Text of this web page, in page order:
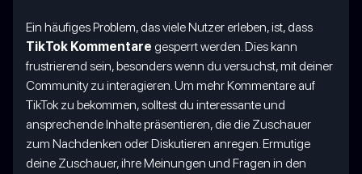
Ein häufiges Problem, das viele Nutzer erleben, ist, dass
TikTok Kommentare gesperrt werden. Dies kann
frustrierend sein, besonders wenn du versuchst, mit deiner
Community zu interagieren. Um mehr Kommentare auf
TikTok zu bekommen, solltest du interessante und
ansprechende Inhalte präsentieren, die die Zuschauer
zum Nachdenken oder Diskutieren anregen. Ermutige
deine Zuschauer, ihre Meinungen und Fragen in den